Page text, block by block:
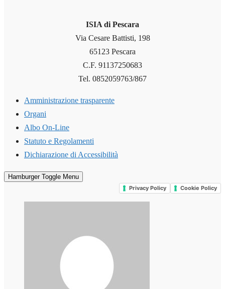
ISIA di Pescara
Via Cesare Battisti, 198
65123 Pescara
C.F. 91137250683
Tel. 0852059763/867
Amministrazione trasparente
Organi
Albo On-Line
Statuto e Regolamenti
Dichiarazione di Accessibilità
Hamburger Toggle Menu
Privacy Policy Cookie Policy